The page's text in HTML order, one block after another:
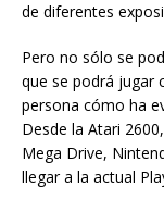
de diferentes
Pero no sólo se
que se podrá jugar
persona cómo ha
Desde la Atari
Mega Drive,
llegar a la actual